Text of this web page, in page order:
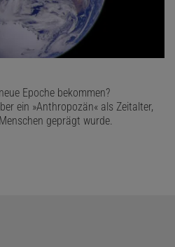
Epoche bekommen?
ein »Anthropozän« als Zeitalter,
geprägt wurde.